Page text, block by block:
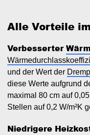
Alle Vorteile
Verbesserter
und der Wert der
diese Werte aufgrund
maximal 80 cm auf
Stellen auf 0,2 W/m²K
Niedrigere